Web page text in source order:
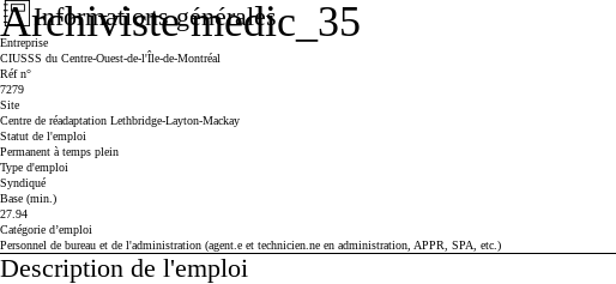
Archiviste medic_35
Informations générales
Press space or enter keys to toggle section visibility
Entreprise
CIUSSS du Centre-Ouest-de-l'Île-de-Montréal
Réf n°
7279
Site
Centre de réadaptation Lethbridge-Layton-Mackay
Statut de l'emploi
Permanent à temps plein
Type d'emploi
Syndiqué
Base (min.)
27.94
Catégorie d’emploi
Personnel de bureau et de l'administration (agent.e et technicien.ne en administration, APPR, SPA, etc.)
Description de l'emploi
Press space or enter keys to toggle section visibility